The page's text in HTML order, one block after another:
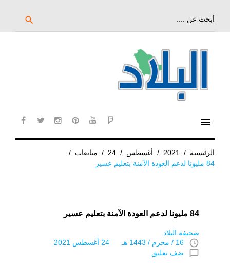
search
menu
الرئيسية /
2021
/ أغسطس /
24
/ متابعات /
84 مليونا لدعم العودة الآمنة بتعليم عسير
84 مليونا لدعم العودة الآمنة بتعليم عسير
صحيفة البلاد
access_time 16 / محرم / 1443 هـ 24 أغسطس 2021
chat_bubble_outline ضف تعليق